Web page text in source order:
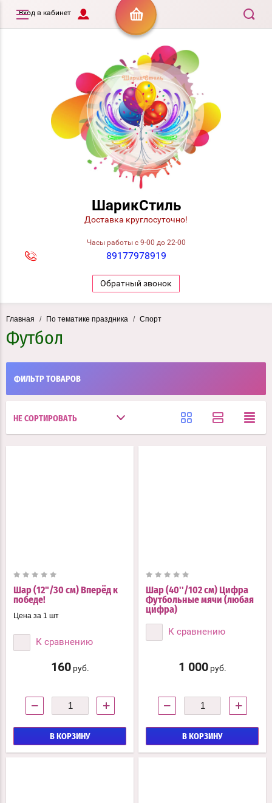
Вход в кабинет
ШарикСтиль
Доставка круглосуточно!
Часы работы с 9-00 до 22-00
89177978919
Обратный звонок
Главная / По тематике праздника / Спорт
Футбол
ФИЛЬТР ТОВАРОВ
НЕ СОРТИРОВАТЬ
Шар (12"/30 см) Вперёд к
победе!
Цена за 1 шт
К сравнению
160руб.
− +
В КОРЗИНУ
Шар (40''/102 см) Цифра
Футбольные мячи (любая
цифра)
К сравнению
1 000руб.
− +
В КОРЗИНУ